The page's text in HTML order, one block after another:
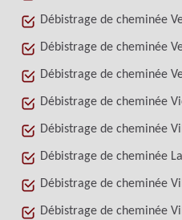
Débistrage de cheminée
Débistrage de cheminée
Débistrage de cheminée
Débistrage de cheminée
Débistrage de cheminée
Débistrage de cheminée
Débistrage de cheminée
Débistrage de cheminée